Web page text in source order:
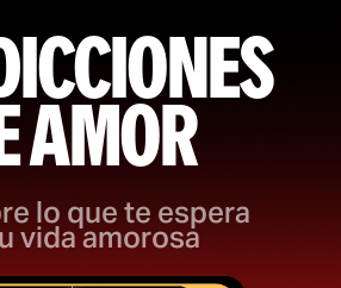
AMOR
lo que te espera
vida amorosa